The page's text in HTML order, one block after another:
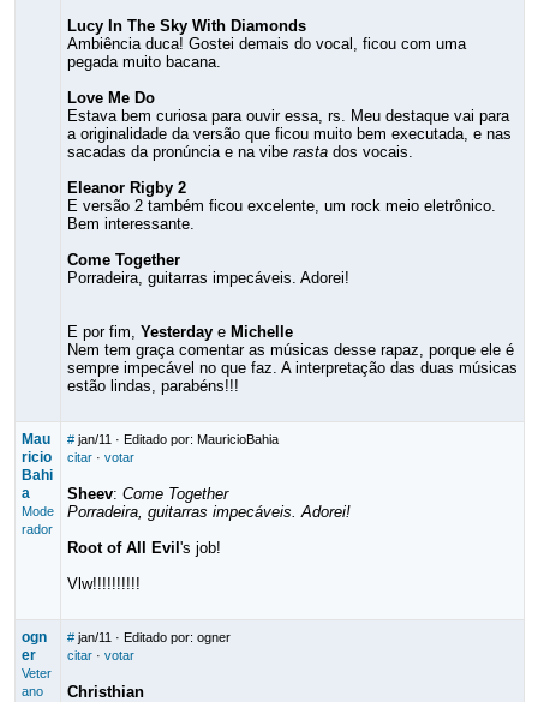
Lucy In The Sky With Diamonds
Ambiência duca! Gostei demais do vocal, ficou com uma
pegada muito bacana.
Love Me Do
Estava bem curiosa para ouvir essa, rs. Meu destaque vai para
a originalidade da versão que ficou muito bem executada, e nas
sacadas da pronúncia e na vibe rastados vocais.
Eleanor Rigby 2
E versão 2 também ficou excelente, um rock meio eletrônico.
Bem interessante.
Come Together
Porradeira, guitarras impecáveis. Adorei!
E por fim, Yesterdaye Michelle
Nem tem graça comentar as músicas desse rapaz, porque ele é
sempre impecável no que faz. A interpretação das duas músicas
estão lindas, parabéns!!!
Mau
ricio
Bahi
a
Mode
rador
# jan/11 · Editado por: MauricioBahia
citar· votar
Sheev: Come Together
Porradeira, guitarras impecáveis. Adorei!
Root of All Evil 's job!
Vlw!!!!!!!!!!
ogn
er
Veter
ano
# jan/11 · Editado por: ogner
citar· votar
Christhian